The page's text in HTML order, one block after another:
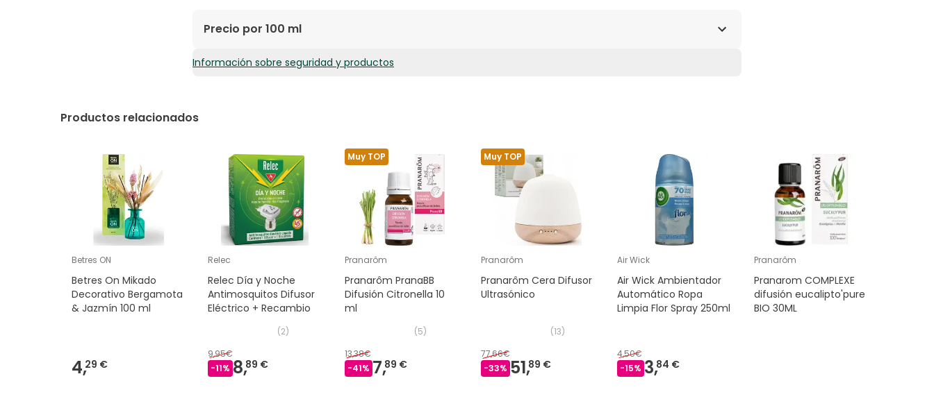
Precio por 100 ml
38,97€ / 100 ml
Información sobre seguridad y productos
Productos relacionados
Betres ON
Betres On Mikado
Decorativo Bergamota
& Jazmín 100 ml
4,29 €
Relec
Relec Día y Noche
Antimosquitos Difusor
Eléctrico + Recambio
(2)
9,95€
-11% 8,89 €
Muy TOP
Pranarôm
Pranarôm PranaBB
Difusión Citronella 10
ml
(5)
13,38€
-41% 7,89 €
Muy TOP
Pranarôm
Pranarôm Cera Difusor
Ultrasónico
(13)
77,66€
-33% 51,89 €
Air Wick
Air Wick Ambientador
Automático Ropa
Limpia Flor Spray 250ml
4,50€
-15% 3,84 €
Pranarôm
Pranarom COMPLEXE
difusión eucalipto'pure
BIO 30ML